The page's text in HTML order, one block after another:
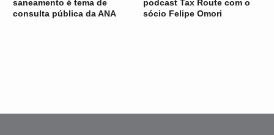
saneamento é tema de
consulta pública da ANA
podcast Tax Route com o
sócio Felipe Omori